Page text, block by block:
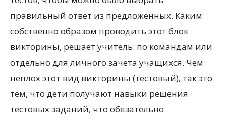
правильный ответ из предложенных. Каким
собственно образом проводить этот блок
викторины, решает учитель: по командам или
отдельно для личного зачета учащихся. Чем
неплох этот вид викторины (тестовый), так это
тем, что дети получают навыки решения
тестовых заданий, что обязательно